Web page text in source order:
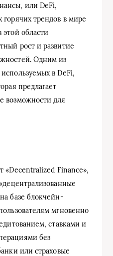
или DeFi,
трендов в мире
области
рост и развитие
Одним из
в DeFi,
предлагает
возможности для
«Decentralized Finance»,
базе блокчейн-
мгновенно
ставками и
без
или страховые